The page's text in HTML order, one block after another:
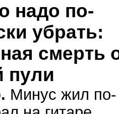
надо по-
убрать:
смерть
пули
Минус жил по-